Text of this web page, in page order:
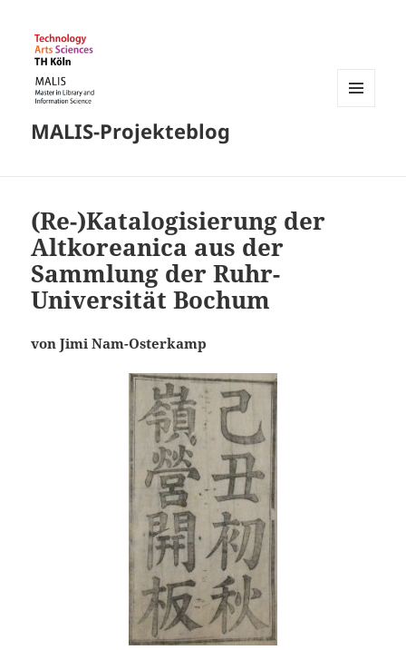
MALIS-Projekteblog
(Re-)Katalogisierung der
Altkoreanica aus der
Sammlung der Ruhr-
Universität Bochum
von Jimi Nam-Osterkamp